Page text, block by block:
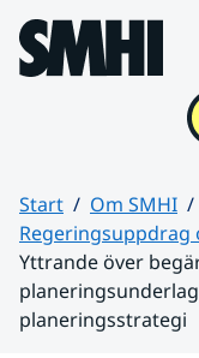
Hoppa till sidans
Start
Om SMHI
Regeringsuppdrag
Yttrande över
planeringsstrategi